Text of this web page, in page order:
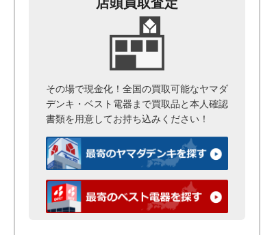
その場で現金化！全国の買取可能なヤマダ
デンキ・ベスト電器まで買取品と本人確認
書類を用意してお持ち込みください！